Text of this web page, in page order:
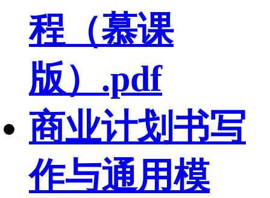
程（慕课
版）.pdf
商业计划书写
作与通用模